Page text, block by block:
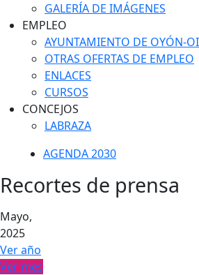
GALERÍA DE IMÁGENES
EMPLEO
AYUNTAMIENTO DE OYÓN-
OTRAS OFERTAS DE EMPLEO
ENLACES
CURSOS
CONCEJOS
LABRAZA
AGENDA 2030
Recortes de prensa
Mayo,
2025
Ver año
Ver mes